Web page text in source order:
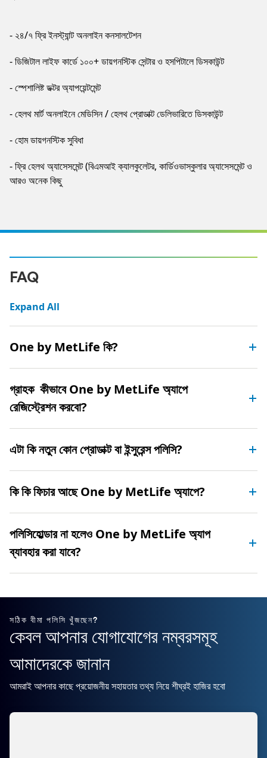
- ২৪/৭ ফ্রি ইনস্ট্যান্ট অনলাইন কনসালটেশন
- ডিজিটাল লাইফ কার্ডে ১০০+ ডায়গনস্টিক সেন্টার ও হসপিটালে ডিসকাউন্ট
- স্পেশালিষ্ট ডক্টর অ্যাপয়েন্টমেন্ট
- হেলথ মার্ট অনলাইনে মেডিসিন / হেলথ প্রোডাক্ট ডেলিভারিতে ডিসকাউন্ট
- হোম ডায়গনস্টিক সুবিধা
- ফ্রি হেলথ অ্যাসেসমেন্ট (বিএমআই ক্যালকুলেটর, কার্ডিওভাস্কুলার অ্যাসেসমেন্ট ও
আরও অনেক কিছু
FAQ
Expand All
One by MetLife কি?
গ্রাহক কীভাবে One by MetLife অ্যাপে
রেজিস্ট্রেশন করবো?
এটা কি নতুন কোন প্রোডাক্ট বা ইন্সুরেন্স পলিসি?
কি কি ফিচার আছে One by MetLife অ্যাপে?
পলিসিহোল্ডার না হলেও One by MetLife অ্যাপ
ব্যাবহার করা যাবে?
সঠিক বীমা পলিসি খুঁজছেন?
কেবল আপনার যোগাযোগের নম্বরসমূহ
আমাদেরকে জানান
আমরাই আপনার কাছে প্রয়োজনীয় সহায়তার তথ্য নিয়ে শীঘ্রই হাজির হবো